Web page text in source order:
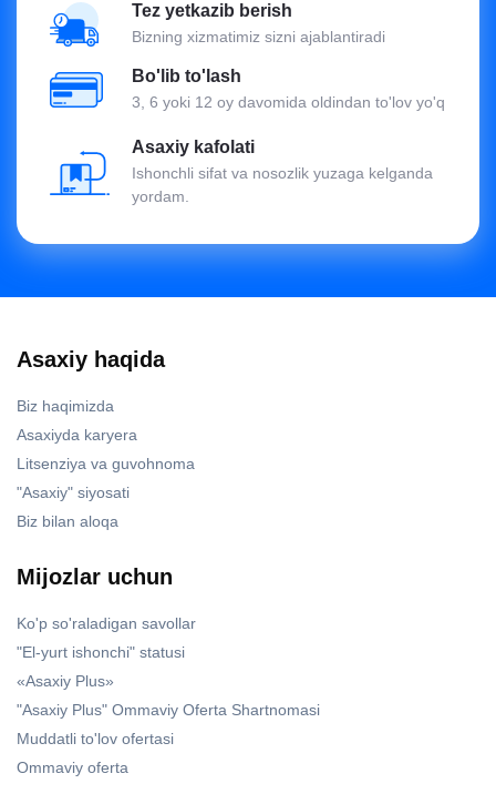
Tez yetkazib berish
Bizning xizmatimiz sizni ajablantiradi
Bo'lib to'lash
3, 6 yoki 12 oy davomida oldindan to'lov yo'q
Asaxiy kafolati
Ishonchli sifat va nosozlik yuzaga kelganda
yordam.
Asaxiy haqida
Biz haqimizda
Asaxiyda karyera
Litsenziya va guvohnoma
"Asaxiy" siyosati
Biz bilan aloqa
Mijozlar uchun
Ko'p so'raladigan savollar
"El-yurt ishonchi" statusi
«Asaxiy Plus»
"Asaxiy Plus" Ommaviy Oferta Shartnomasi
Muddatli to'lov ofertasi
Ommaviy oferta